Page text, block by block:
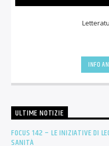
INFO
ULTIME NOTIZIE
FOCUS 142 – LE INIZIATIVE DI
SANITÀ